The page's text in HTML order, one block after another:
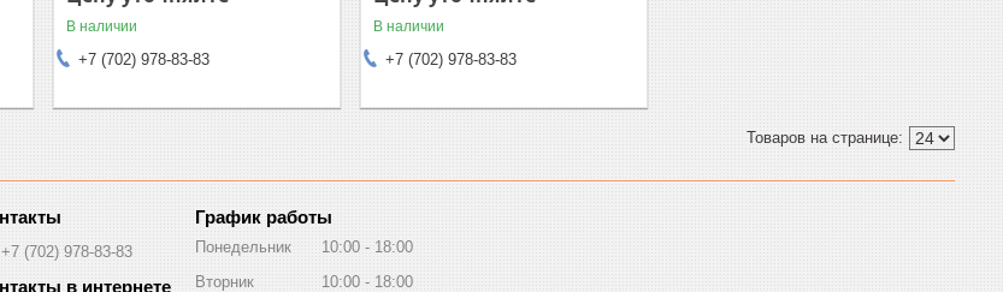
В наличии
+7 (702) 978-83-83
В наличии
+7 (702) 978-83-83
+7 (702) 978-83-83
График работы
Понедельник 10:00
18:00
Вторник
10:00
18:00